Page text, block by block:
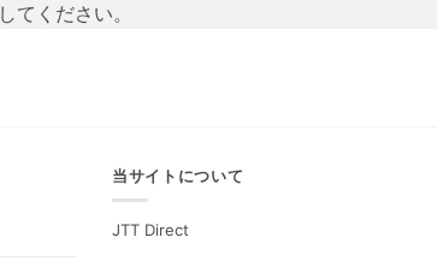
してください。
当サイトについて
JTT Direct